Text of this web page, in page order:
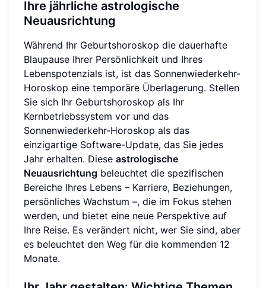
Ihre jährliche astrologische
Neuausrichtung
Während Ihr Geburtshoroskop die dauerhafte
Blaupause Ihrer Persönlichkeit und Ihres
Lebenspotenzials ist, ist das Sonnenwiederkehr-
Horoskop eine temporäre Überlagerung. Stellen
Sie sich Ihr Geburtshoroskop als Ihr
Kernbetriebssystem vor und das
Sonnenwiederkehr-Horoskop als das
einzigartige Software-Update, das Sie jedes
Jahr erhalten. Diese astrologische
Neuausrichtung beleuchtet die spezifischen
Bereiche Ihres Lebens – Karriere, Beziehungen,
persönliches Wachstum –, die im Fokus stehen
werden, und bietet eine neue Perspektive auf
Ihre Reise. Es verändert nicht, wer Sie sind, aber
es beleuchtet den Weg für die kommenden 12
Monate.